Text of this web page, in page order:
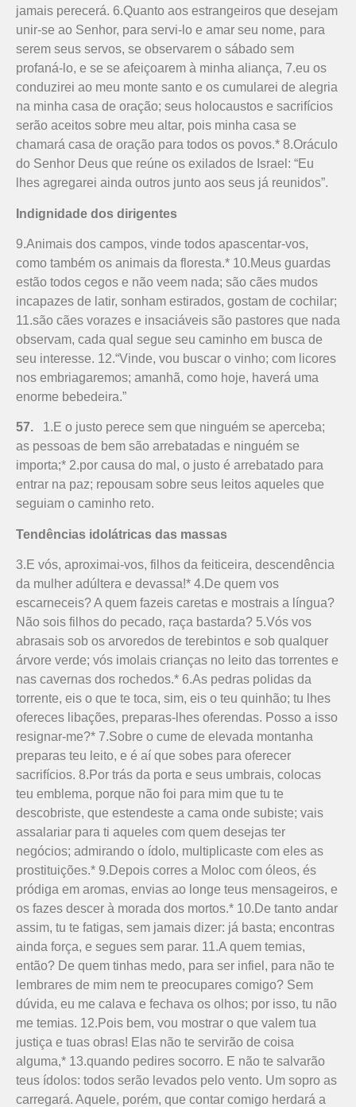
jamais perecerá. 6.Quanto aos estrangeiros que desejam
unir-se ao Senhor, para servi-lo e amar seu nome, para
serem seus servos, se observarem o sábado sem
profaná-lo, e se se afeiçoarem à minha aliança, 7.eu os
conduzirei ao meu monte santo e os cumularei de alegria
na minha casa de oração; seus holocaustos e sacrifícios
serão aceitos sobre meu altar, pois minha casa se
chamará casa de oração para todos os povos.* 8.Oráculo
do Senhor Deus que reúne os exilados de Israel: “Eu
lhes agregarei ainda outros junto aos seus já reunidos”.
Indignidade dos dirigentes
9.Animais dos campos, vinde todos apascentar-vos,
como também os animais da floresta.* 10.Meus guardas
estão todos cegos e não veem nada; são cães mudos
incapazes de latir, sonham estirados, gostam de cochilar;
11.são cães vorazes e insaciáveis são pastores que nada
observam, cada qual segue seu caminho em busca de
seu interesse. 12.“Vinde, vou buscar o vinho; com licores
nos embriagaremos; amanhã, como hoje, haverá uma
enorme bebedeira.”
57. 1.E o justo perece sem que ninguém se aperceba;
as pessoas de bem são arrebatadas e ninguém se
importa;* 2.por causa do mal, o justo é arrebatado para
entrar na paz; repousam sobre seus leitos aqueles que
seguiam o caminho reto.
Tendências idolátricas das massas
3.E vós, aproximai-vos, filhos da feiticeira, descendência
da mulher adúltera e devassa!* 4.De quem vos
escarneceis? A quem fazeis caretas e mostrais a língua?
Não sois filhos do pecado, raça bastarda? 5.Vós vos
abrasais sob os arvoredos de terebintos e sob qualquer
árvore verde; vós imolais crianças no leito das torrentes e
nas cavernas dos rochedos.* 6.As pedras polidas da
torrente, eis o que te toca, sim, eis o teu quinhão; tu lhes
ofereces libações, preparas-lhes oferendas. Posso a isso
resignar-me?* 7.Sobre o cume de elevada montanha
preparas teu leito, e é aí que sobes para oferecer
sacrifícios. 8.Por trás da porta e seus umbrais, colocas
teu emblema, porque não foi para mim que tu te
descobriste, que estendeste a cama onde subiste; vais
assalariar para ti aqueles com quem desejas ter
negócios; admirando o ídolo, multiplicaste com eles as
prostituições.* 9.Depois corres a Moloc com óleos, és
pródiga em aromas, envias ao longe teus mensageiros, e
os fazes descer à morada dos mortos.* 10.De tanto andar
assim, tu te fatigas, sem jamais dizer: já basta; encontras
ainda força, e segues sem parar. 11.A quem temias,
então? De quem tinhas medo, para ser infiel, para não te
lembrares de mim nem te preocupares comigo? Sem
dúvida, eu me calava e fechava os olhos; por isso, tu não
me temias. 12.Pois bem, vou mostrar o que valem tua
justiça e tuas obras! Elas não te servirão de coisa
alguma,* 13.quando pedires socorro. E não te salvarão
teus ídolos: todos serão levados pelo vento. Um sopro as
carregará. Aquele, porém, que contar comigo herdará a